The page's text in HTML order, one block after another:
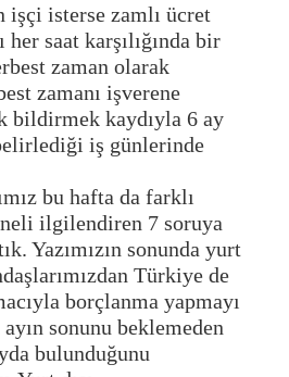
işçi isterse zamlı ücret
her saat karşılığında bir
zaman olarak
zamanı işverene
bildirmek kaydıyla 6 ay
iş günlerinde
bu hafta da farklı
ilgilendiren 7 soruya
Yazımızın sonunda yurt
Türkiye de
borçlanma yapmayı
sonunu beklemeden
bulunduğunu